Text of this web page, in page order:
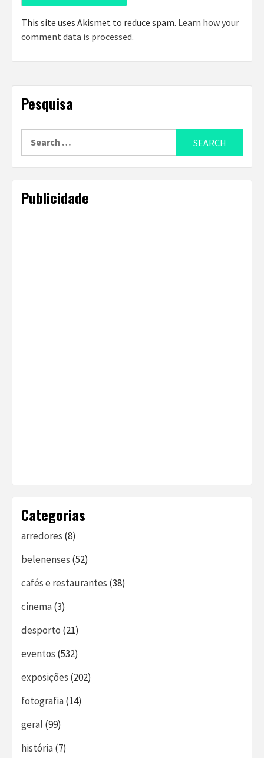
This site uses Akismet to reduce spam. Learn how your
comment data is processed.
Pesquisa
Publicidade
Categorias
arredores (8)
belenenses (52)
cafés e restaurantes (38)
cinema(3)
desporto (21)
eventos (532)
exposições (202)
fotografia(14)
geral (99)
história(7)